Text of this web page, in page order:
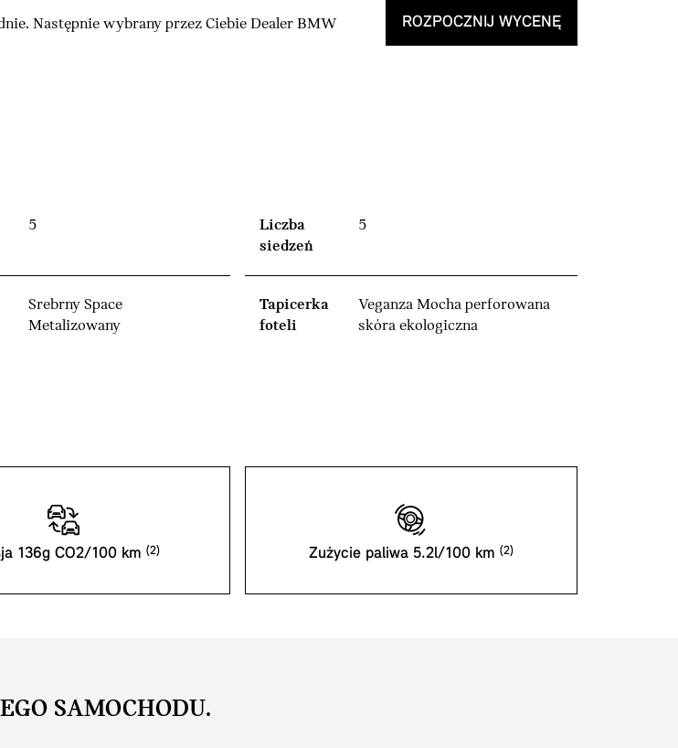
Następnie wybrany przez Ciebie Dealer BMW
ROZPOCZNIJ WYCENĘ
5
Srebrny Space
Metalizowany
Liczba
siedzeń
5
Tapicerka
foteli
Veganza Mocha perforowana
skóra ekologiczna
136g CO2/100 km Zużycie paliwa 5.2l/100 km
SAMOCHODU.